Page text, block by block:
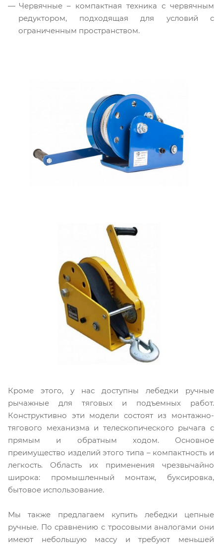
Червячные – компактная техника с червячным
редуктором, подходящая для условий с
ограниченным пространством.
Кроме этого, у нас доступны лебедки ручные
рычажные для тяговых и подъемных работ.
Конструктивно эти модели состоят из монтажно-
тягового механизма и телескопического рычага с
прямым и обратным ходом. Основное
преимущество изделий этого типа – компактность и
легкость. Область их применения чрезвычайно
широка: промышленный монтаж, буксировка,
бытовое использование.
Мы также предлагаем купить лебедки цепные
ручные. По сравнению с тросовыми аналогами они
имеют небольшую массу и требуют меньшей